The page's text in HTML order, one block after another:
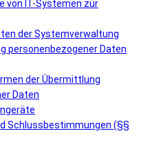
von IT-Systemen zur
der Systemverwaltung
personenbezogener Daten
der Übermittlung
Daten
Schlussbestimmungen (§§